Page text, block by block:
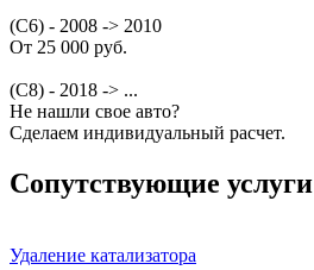
(C6) - 2008 -> 2010
От 25 000 руб.
(C8) - 2018 -> ...
Не нашли свое авто?
Сделаем индивидуальный расчет.
Сопутствующие услуги
Удаление катализатора